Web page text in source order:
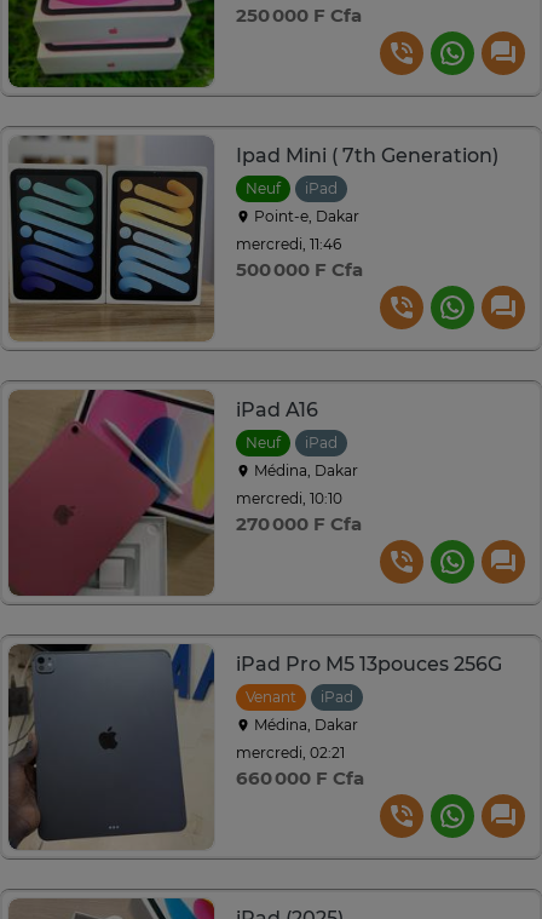
250 000 F Cfa
Ipad Mini ( 7th Generation)
Neuf
iPad
Point-e, Dakar
mercredi, 11:46
500 000 F Cfa
iPad A16
Neuf
iPad
Médina, Dakar
mercredi, 10:10
270 000 F Cfa
iPad Pro M5 13pouces 256G
Venant
iPad
Médina, Dakar
mercredi, 02:21
660 000 F Cfa